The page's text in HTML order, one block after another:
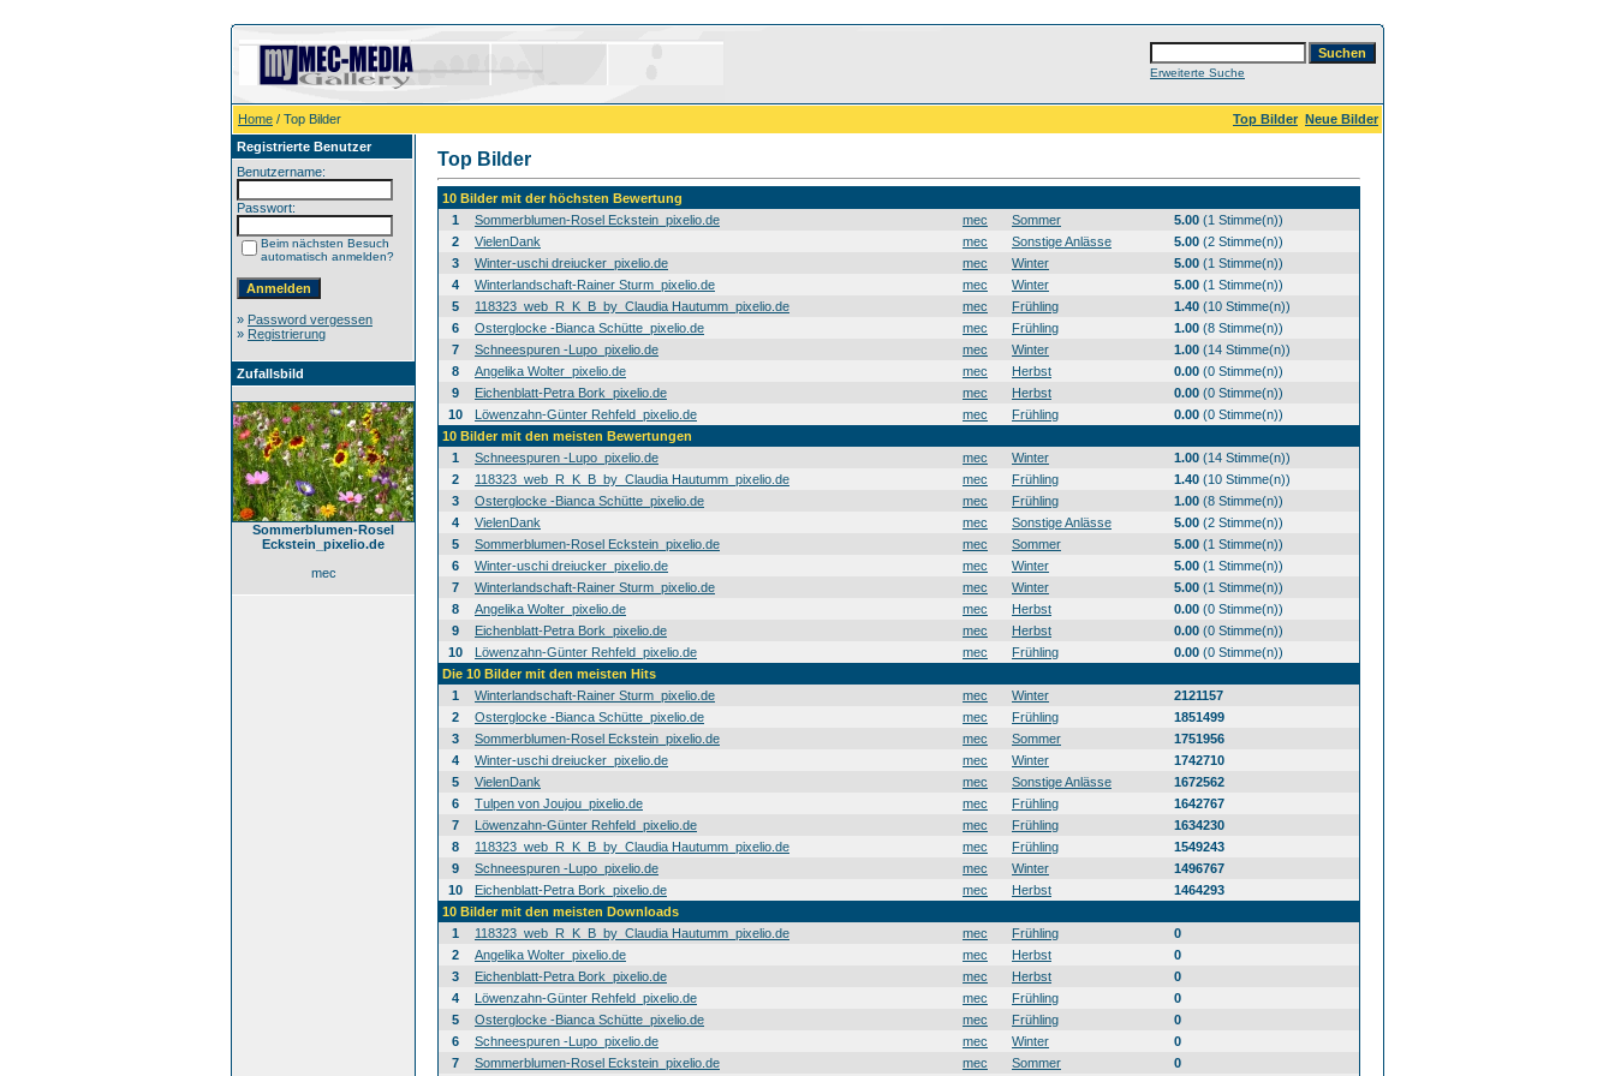
Erweiterte Suche
Home / Top Bilder Top Bilder Neue Bilder
Registrierte Benutzer
Benutzername:
Passwort:
Beim nächsten Besuch
automatisch anmelden?
» Password vergessen
» Registrierung
Zufallsbild
Sommerblumen-Rosel
Eckstein_pixelio.de
mec
Top Bilder
10 Bilder mit der höchsten Bewertung
1
Sommerblumen-Rosel Eckstein_pixelio.de mec Sommer 5.00 (1 Stimme(n))
2
VielenDank mec Sonstige Anlässe 5.00 (2 Stimme(n))
3
Winter-uschi dreiucker_pixelio.de mec Winter 5.00 (1 Stimme(n))
4
Winterlandschaft-Rainer Sturm_pixelio.de mec Winter 5.00 (1 Stimme(n))
5
118323_web_R_K_B_by_Claudia Hautumm_pixelio.de mec Frühling 1.40 (10 Stimme(n))
6
Osterglocke -Bianca Schütte_pixelio.de mec Frühling 1.00 (8 Stimme(n))
7
Schneespuren -Lupo_pixelio.de mec Winter 1.00 (14 Stimme(n))
8
Angelika Wolter_pixelio.de mec Herbst 0.00 (0 Stimme(n))
9
Eichenblatt-Petra Bork_pixelio.de mec Herbst 0.00 (0 Stimme(n))
10
Löwenzahn-Günter Rehfeld_pixelio.de mec Frühling 0.00 (0 Stimme(n))
10 Bilder mit den meisten Bewertungen
1
Schneespuren -Lupo_pixelio.de mec Winter 1.00 (14 Stimme(n))
2
118323_web_R_K_B_by_Claudia Hautumm_pixelio.de mec Frühling 1.40 (10 Stimme(n))
3
Osterglocke -Bianca Schütte_pixelio.de mec Frühling 1.00 (8 Stimme(n))
4
VielenDank mec Sonstige Anlässe 5.00 (2 Stimme(n))
5
Sommerblumen-Rosel Eckstein_pixelio.de mec Sommer 5.00 (1 Stimme(n))
6
Winter-uschi dreiucker_pixelio.de mec Winter 5.00 (1 Stimme(n))
7
Winterlandschaft-Rainer Sturm_pixelio.de mec Winter 5.00 (1 Stimme(n))
8
Angelika Wolter_pixelio.de mec Herbst 0.00 (0 Stimme(n))
9
Eichenblatt-Petra Bork_pixelio.de mec Herbst 0.00 (0 Stimme(n))
10
Löwenzahn-Günter Rehfeld_pixelio.de mec Frühling 0.00 (0 Stimme(n))
Die 10 Bilder mit den meisten Hits
1
Winterlandschaft-Rainer Sturm_pixelio.de mec Winter
2121157
2
Osterglocke -Bianca Schütte_pixelio.de mec Frühling
1851499
3
Sommerblumen-Rosel Eckstein_pixelio.de mec Sommer
1751956
4
Winter-uschi dreiucker_pixelio.de mec Winter
1742710
5
VielenDank mec Sonstige Anlässe
1672562
6
Tulpen von Joujou_pixelio.de mec Frühling
1642767
7
Löwenzahn-Günter Rehfeld_pixelio.de mec Frühling
1634230
8
118323_web_R_K_B_by_Claudia Hautumm_pixelio.de mec Frühling
1549243
9
Schneespuren -Lupo_pixelio.de mec Winter
1496767
10
Eichenblatt-Petra Bork_pixelio.de mec Herbst
1464293
10 Bilder mit den meisten Downloads
1
118323_web_R_K_B_by_Claudia Hautumm_pixelio.de mec Frühling
0
2
Angelika Wolter_pixelio.de mec Herbst
0
3
Eichenblatt-Petra Bork_pixelio.de mec Herbst
0
4
Löwenzahn-Günter Rehfeld_pixelio.de mec Frühling
0
5
Osterglocke -Bianca Schütte_pixelio.de mec Frühling
0
6
Schneespuren -Lupo_pixelio.de mec Winter
0
7
Sommerblumen-Rosel Eckstein_pixelio.de mec Sommer 0